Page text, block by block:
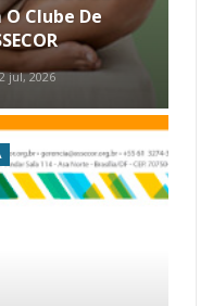
Clube De
jul, 2026